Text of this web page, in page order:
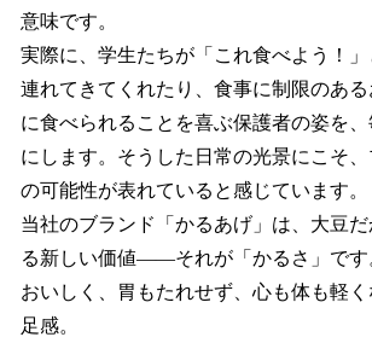
意味です。
実際に、学生たちが「これ食べよう！
連れてきてくれたり、食事に制限のあ
に食べられることを喜ぶ保護者の姿を、
にします。そうした日常の光景にこそ
の可能性が表れていると感じています。
当社のブランド「かるあげ」は、大豆
る新しい価値――それが「かるさ」です
おいしく、胃もたれせず、心も体も軽
足感。